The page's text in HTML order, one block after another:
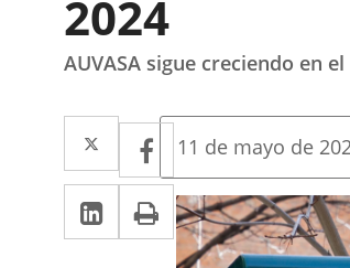
Valladolid
2024
AUVASA sigue creciendo en
Twitter
Enlace
a
una
aplicación
Facebook
Enlace
a
una
aplicación
LinkedIn
Enlace
a
Imprimir
Fecha
la
noticia
11 de mayo de